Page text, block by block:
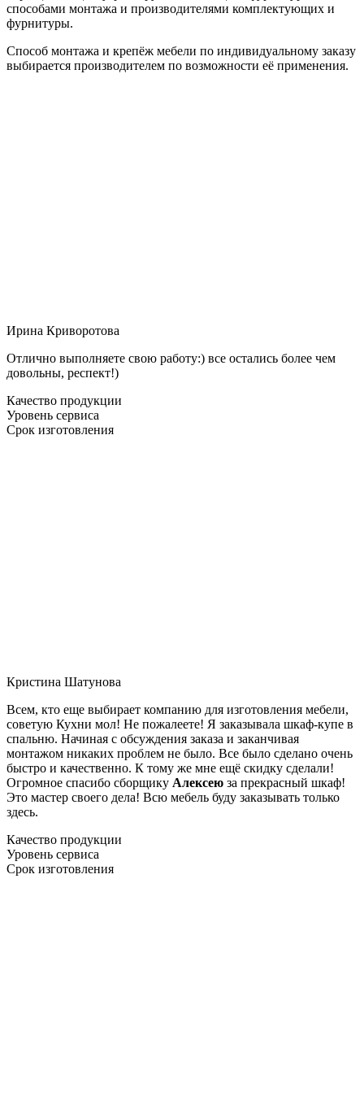
способами монтажа и производителями комплектующих и
фурнитуры.
Способ монтажа и крепёж мебели по индивидуальному заказу
выбирается производителем по возможности её применения.
Ирина Криворотова
Отлично выполняете свою работу:) все остались более чем
довольны, респект!)
Качество продукции
Уровень сервиса
Срок изготовления
Кристина Шатунова
Всем, кто еще выбирает компанию для изготовления мебели,
советую Кухни мол! Не пожалеете! Я заказывала шкаф-купе в
спальню. Начиная с обсуждения заказа и заканчивая
монтажом никаких проблем не было. Все было сделано очень
быстро и качественно. К тому же мне ещё скидку сделали!
Огромное спасибо сборщику Алексею за прекрасный шкаф!
Это мастер своего дела! Всю мебель буду заказывать только
здесь.
Качество продукции
Уровень сервиса
Срок изготовления